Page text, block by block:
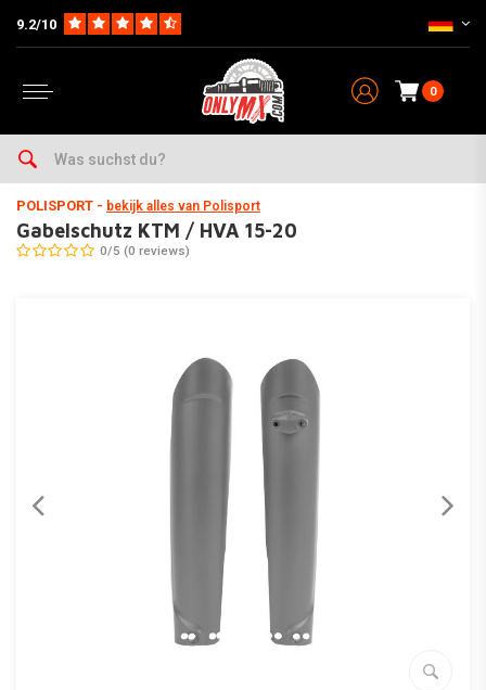
9.2/10
0
Home
POLISPORT - bekijk alles van Polisport
Gabelschutz KTM / HVA 15-20
0/5 (0 reviews)